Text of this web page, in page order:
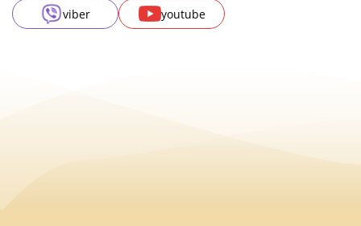
viber
youtube